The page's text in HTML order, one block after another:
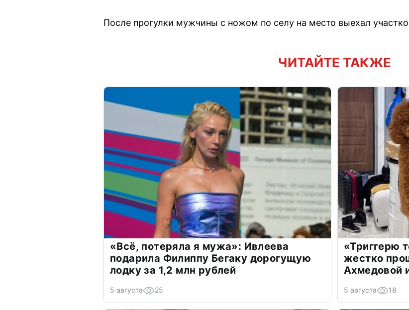
После прогулки мужчины с ножом по селу на место выехал
ЧИТАЙТЕ ТАКЖЕ
«Всё, потеряла я мужа»: Ивлеева
подарила Филиппу Бегаку дорогущую
лодку за 1,2 млн рублей
5 августа 25
«Триггерю
жестко
Ахмедовой
5 августа 18